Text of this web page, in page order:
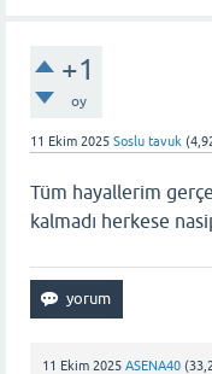
+1
oy
11 Ekim 2025 Soslu tavuk (
Tüm hayallerim
kalmadı herkese
11 Ekim 2025 ASENA40 (